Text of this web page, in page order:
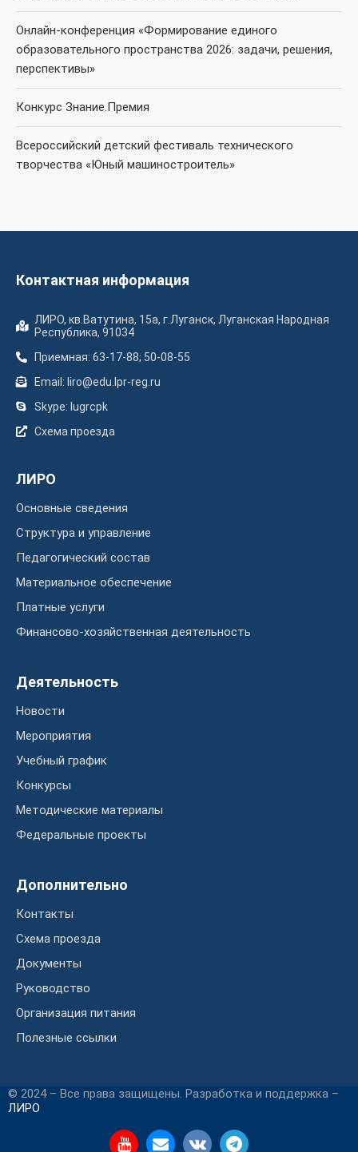
Онлайн-конференция «Формирование единого
образовательного пространства 2026: задачи, решения,
перспективы»
Конкурс Знание.Премия
Всероссийский детский фестиваль технического
творчества «Юный машиностроитель»
Контактная информация
ЛИРО, кв.Ватутина, 15а, г.Луганск, Луганская Народная
Республика, 91034
Приемная: 63-17-88; 50-08-55
Email: liro@edu.lpr-reg.ru
Skype: lugrcpk
Схема проезда
ЛИРО
Основные сведения
Структура и управление
Педагогический состав
Материальное обеспечение
Платные услуги
Финансово-хозяйственная деятельность
Деятельность
Новости
Мероприятия
Учебный график
Конкурсы
Методические материалы
Федеральные проекты
Дополнительно
Контакты
Схема проезда
Документы
Руководство
Организация питания
Полезные ссылки
© 2024 – Все права защищены. Разработка и поддержка –
ЛИРО